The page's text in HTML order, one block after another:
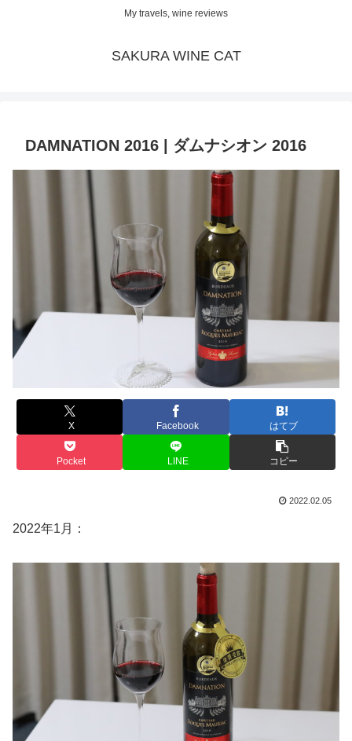
My travels, wine reviews
SAKURA WINE CAT
DAMNATION 2016 | ダムナシオン 2016
X Facebook はてブ
Pocket LINE コピー
2022.02.05
2022年1月：